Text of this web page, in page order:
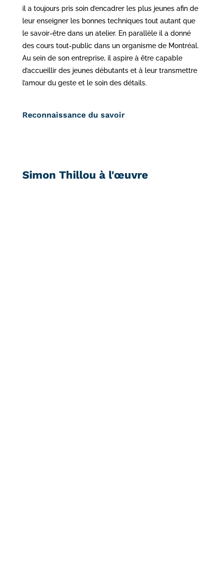
il a toujours pris soin d’encadrer les plus jeunes afin de
leur enseigner les bonnes techniques tout autant que
le savoir-être dans un atelier. En parallèle il a donné
des cours tout-public dans un organisme de Montréal.
Au sein de son entreprise, il aspire à être capable
d’accueillir des jeunes débutants et à leur transmettre
l’amour du geste et le soin des détails.
Reconnaissance du savoir
Simon Thillou à l'œuvre